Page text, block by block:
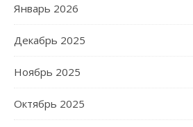
Январь 2026
Декабрь 2025
Ноябрь 2025
Октябрь 2025